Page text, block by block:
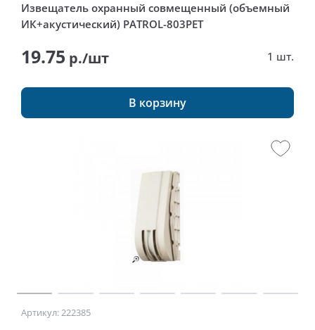
Извещатель охранный совмещенный (объемный
ИК+акустический) PATROL-803PET
19.75 р./шт 1 шт.
В корзину
Артикул: 222385